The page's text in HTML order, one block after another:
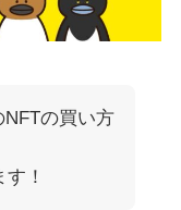
の買い方
！